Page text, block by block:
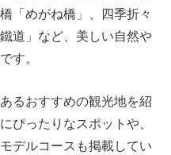
なモデルコース
ータブル電源とは
めの観光地3選
スポット4選
「めがね橋」、四季折々
道」など、美しい自然や
す。
るおすすめの観光地を紹
ぴったりなスポットや、
デルコースも掲載してい